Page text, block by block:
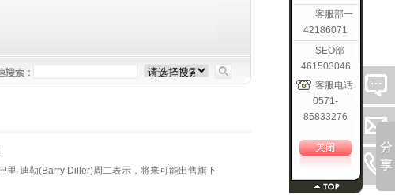
客服部一
42186071
SEO部
461503046
客服电话
0571-
85833276
·迪勒(Barry Diller)周二表示，将来可能出售旗下